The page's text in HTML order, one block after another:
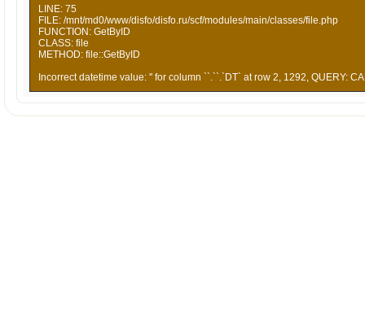
LINE: 75
FILE: /mnt/md0/www/disfo/disfo.ru/scf/modules/main/classes/file.php
FUNCTION: GetByID
CLASS: file
METHOD: file::GetByID
Incorrect datetime value: '' for column ``.``.`DT` at row 2, 1292, QUERY: